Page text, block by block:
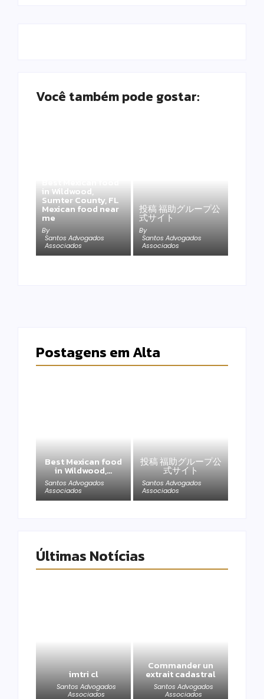
Você também pode gostar:
in Wildwood,
Sumter County, FL
Mexican food near
me
By
Santos Advogados
Associados
投稿 福助グループ公
式サイト
By
Santos Advogados
Associados
Postagens em Alta
Best Mexican food
in Wildwood,…
Santos Advogados
Associados
投稿 福助グループ公
式サイト
Santos Advogados
Associados
Últimas Notícias
imtri cl
Santos Advogados
Associados
Commander un
extrait cadastral
Santos Advogados
Associados